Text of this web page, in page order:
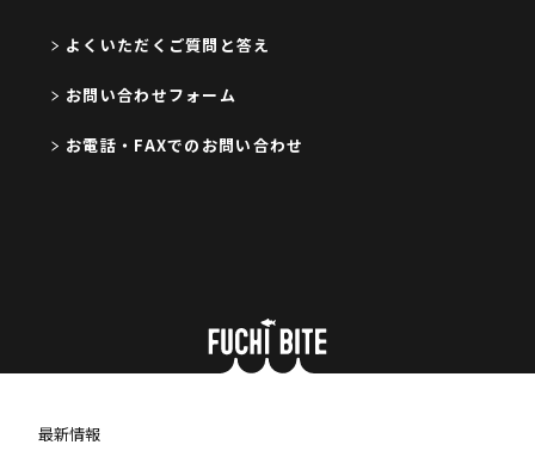
よくいただくご質問と答え
お問い合わせフォーム
お電話・FAXでのお問い合わせ
最新情報